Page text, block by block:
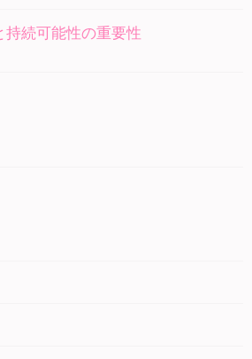
持続可能性の重要性